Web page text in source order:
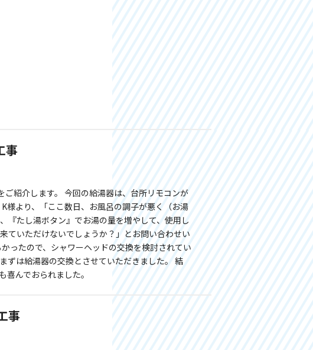
事
紹介します。 今回の給湯器は、台所リモコンが
様より、「ここ数日、お風呂の調子が悪く（お湯
『たし湯ボタン』でお湯の量を増やして、使用し
ていただけないでしょうか？」とお問い合わせい
ったので、シャワーヘッドの交換を検討されてい
ずは給湯器の交換とさせていただきました。 結
んでおられました。
事